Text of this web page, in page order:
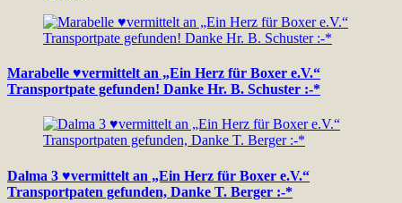
Marabelle ♥vermittelt an „Ein Herz für Boxer e.V.“
Transportpate gefunden! Danke Hr. B. Schuster :-*
Dalma 3 ♥vermittelt an „Ein Herz für Boxer e.V.“
Transportpaten gefunden, Danke T. Berger :-*